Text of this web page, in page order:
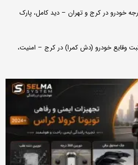
نصب تخصصی دوربین ۳۶۰ درجه خودرو در کرج و تهران – دید کامل، پارک
وقایع خودرو (دش کمرا) در کرج – امنیت،